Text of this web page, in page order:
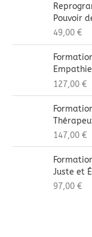
Pouvoir
49,00€
127,00€
147,00€
Juste et
97,00€